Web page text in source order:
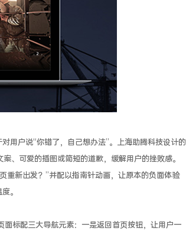
户说“你错了，自己想办法”。上海助腾科技设计的
、可爱的插图或简短的道歉，缓解用户的挫败感。
新出发？”并配以指南针动画，让原本的负面体验
。
标配三大导航元素：一是返回首页按钮，让用户一